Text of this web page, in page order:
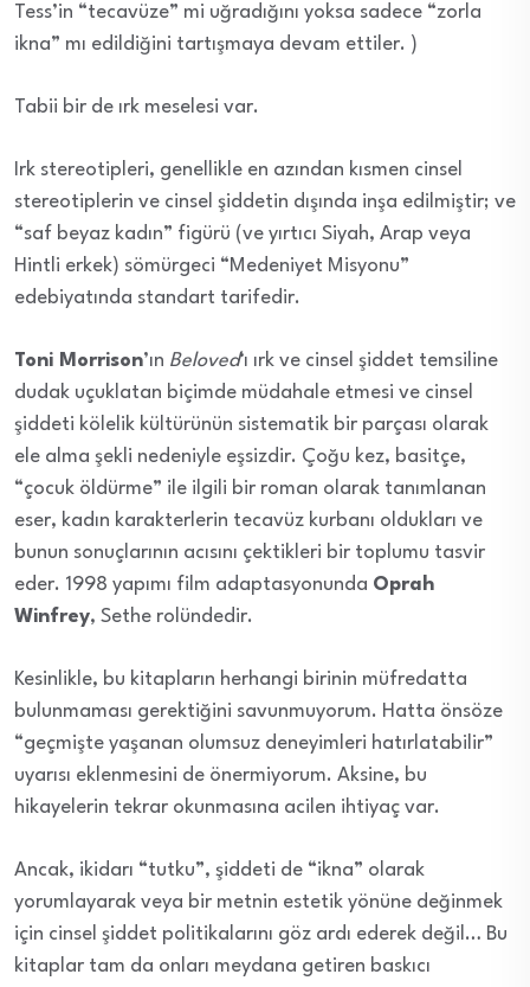
Tess’in “tecavüze” mi uğradığını yoksa sadece “zorla
ikna” mı edildiğini tartışmaya devam ettiler. )
Tabii bir de ırk meselesi var.
Irk stereotipleri, genellikle en azından kısmen cinsel
stereotiplerin ve cinsel şiddetin dışında inşa edilmiştir; ve
“saf beyaz kadın” figürü (ve yırtıcı Siyah, Arap veya
Hintli erkek) sömürgeci “Medeniyet Misyonu”
edebiyatında standart tarifedir.
Toni Morrison’ın Beloved‘ı ırk ve cinsel şiddet temsiline
dudak uçuklatan biçimde müdahale etmesi ve cinsel
şiddeti kölelik kültürünün sistematik bir parçası olarak
ele alma şekli nedeniyle eşsizdir. Çoğu kez, basitçe,
“çocuk öldürme” ile ilgili bir roman olarak tanımlanan
eser, kadın karakterlerin tecavüz kurbanı oldukları ve
bunun sonuçlarının acısını çektikleri bir toplumu tasvir
eder. 1998 yapımı film adaptasyonunda Oprah
Winfrey, Sethe rolündedir.
Kesinlikle, bu kitapların herhangi birinin müfredatta
bulunmaması gerektiğini savunmuyorum. Hatta önsöze
“geçmişte yaşanan olumsuz deneyimleri hatırlatabilir”
uyarısı eklenmesini de önermiyorum. Aksine, bu
hikayelerin tekrar okunmasına acilen ihtiyaç var.
Ancak, ikidarı “tutku”, şiddeti de “ikna” olarak
yorumlayarak veya bir metnin estetik yönüne değinmek
için cinsel şiddet politikalarını göz ardı ederek değil… Bu
kitaplar tam da onları meydana getiren baskıcı